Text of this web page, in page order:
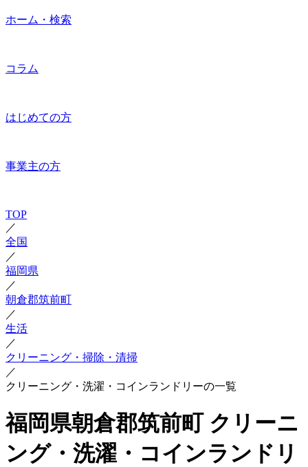
ホーム・検索
コラム
はじめての方
事業主の方
TOP
／
全国
／
福岡県
／
朝倉郡筑前町
／
生活
／
クリーニング・掃除・清掃
／
クリーニング・洗濯・コインランドリーの一覧
福岡県朝倉郡筑前町 クリーニ
ング・洗濯・コインランドリ